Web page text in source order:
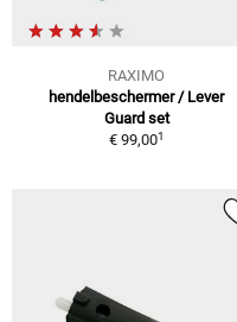
RAXIMO
hendelbeschermer / Lever
Guard set
€ 99,001